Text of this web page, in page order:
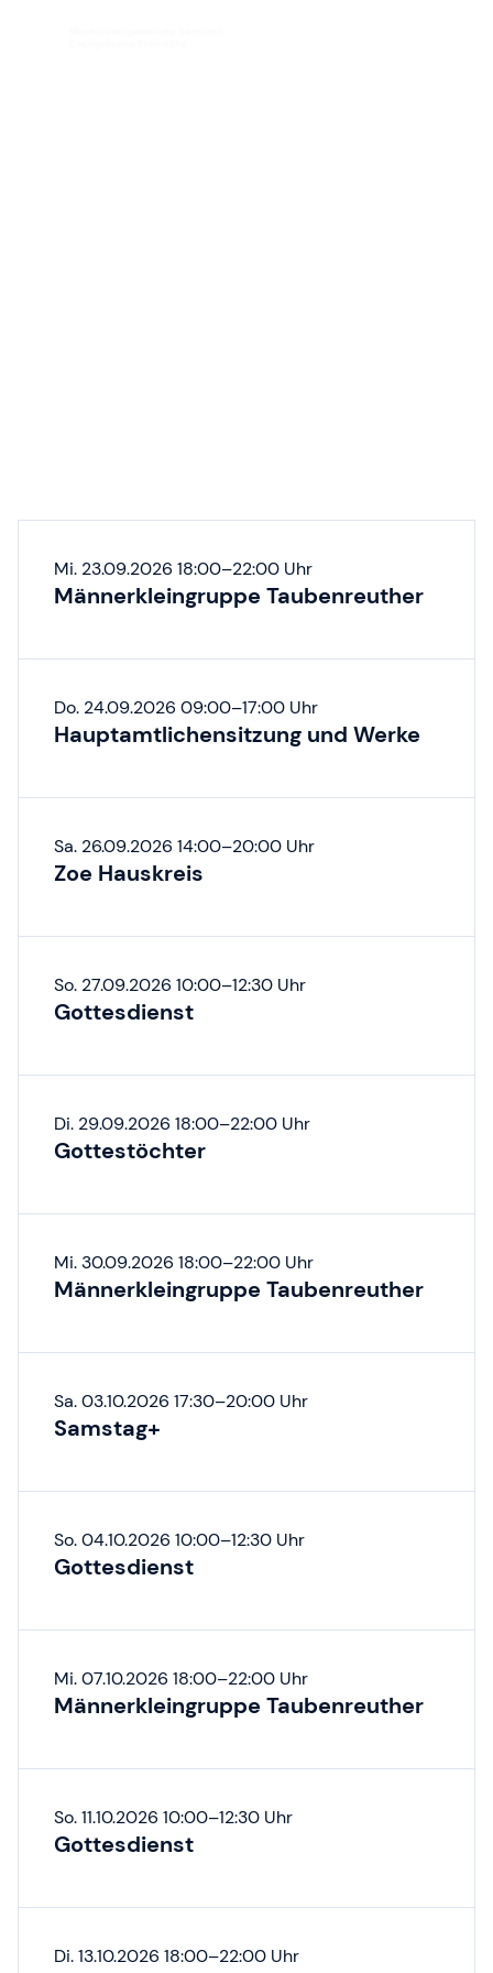
Termine
Mi. 23.09.2026 18:00–22:00 Uhr
Männerkleingruppe Taubenreuther
Do. 24.09.2026 09:00–17:00 Uhr
Hauptamtlichensitzung und Werke
Sa. 26.09.2026 14:00–20:00 Uhr
Zoe Hauskreis
So. 27.09.2026 10:00–12:30 Uhr
Gottesdienst
Di. 29.09.2026 18:00–22:00 Uhr
Gottestöchter
Mi. 30.09.2026 18:00–22:00 Uhr
Männerkleingruppe Taubenreuther
Sa. 03.10.2026 17:30–20:00 Uhr
Samstag+
So. 04.10.2026 10:00–12:30 Uhr
Gottesdienst
Mi. 07.10.2026 18:00–22:00 Uhr
Männerkleingruppe Taubenreuther
So. 11.10.2026 10:00–12:30 Uhr
Gottesdienst
Di. 13.10.2026 18:00–22:00 Uhr